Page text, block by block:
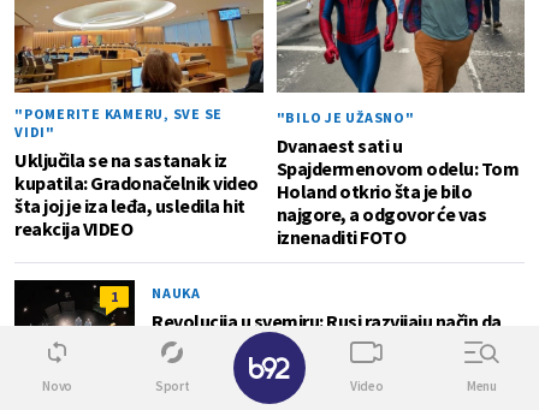
"POMERITE KAMERU, SVE SE
VIDI"
Uključila se na sastanak iz
kupatila: Gradonačelnik video
šta joj je iza leđa, usledila hit
reakcija VIDEO
"BILO JE UŽASNO"
Dvanaest sati u
Spajdermenovom odelu: Tom
Holand otkrio šta je bilo
najgore, a odgovor će vas
iznenaditi FOTO
1 NAUKA
Revolucija u svemiru: Rusi razvijaju način da
otpad pretvore u tečnost za zalivanje biljaka
Novo Sport Video Menu
✕